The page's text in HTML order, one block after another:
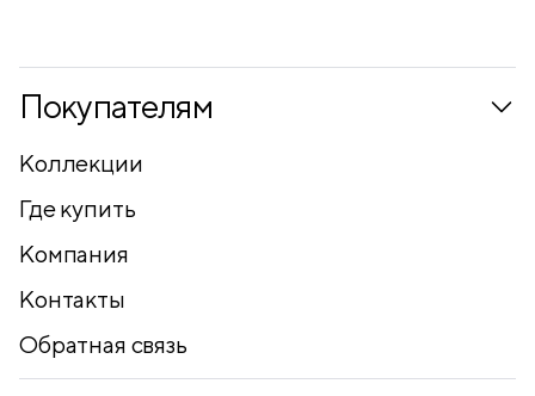
Покупателям
Коллекции
Где купить
Компания
Контакты
Обратная связь